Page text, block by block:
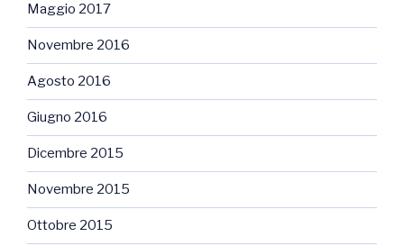
Maggio 2017
Novembre 2016
Agosto 2016
Giugno 2016
Dicembre 2015
Novembre 2015
Ottobre 2015